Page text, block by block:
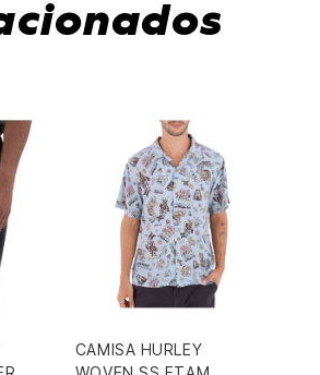
CAMISA HURLEY